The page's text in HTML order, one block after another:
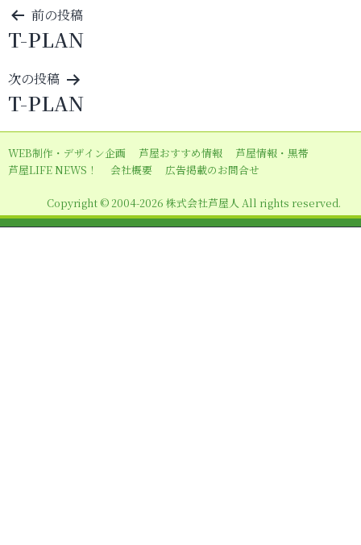
投
稿
ナ
ビ
ゲ
ー
シ
ン
前の投稿
T-PLAN
次の投稿
T-PLAN
WEB制作・デザイン企画 芦屋おすすめ情報
芦屋情報・黒帯
芦屋LIFE NEWS！
会社概要 広告掲載のお問合せ
Copyright © 2004-2026 株式会社芦屋人 All rights reserved.